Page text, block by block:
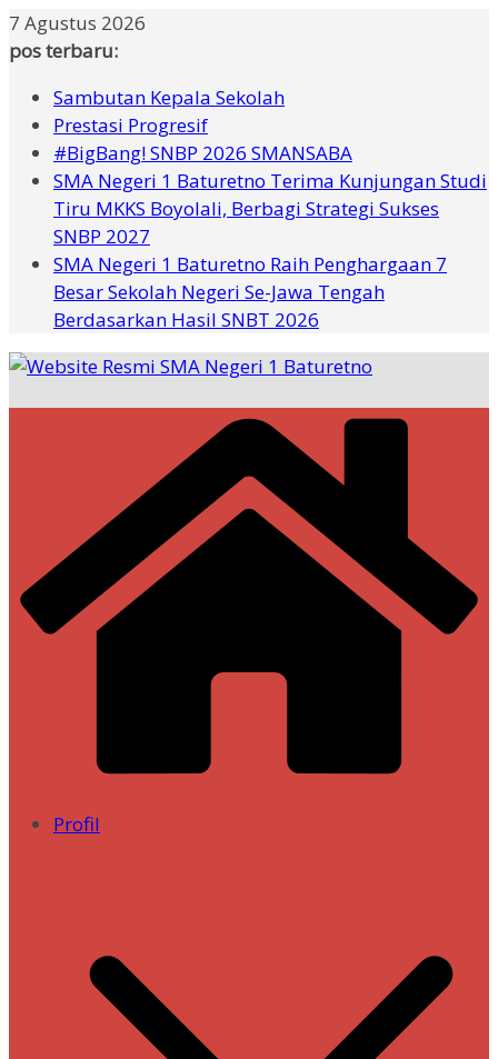
Skip
to
7 Agustus 2026
pos terbaru:
Sambutan Kepala Sekolah
Prestasi Progresif
#BigBang! SNBP 2026 SMANSABA
SMA Negeri 1 Baturetno Terima Kunjungan Studi
Tiru MKKS Boyolali, Berbagi Strategi Sukses
SNBP 2027
SMA Negeri 1 Baturetno Raih Penghargaan 7
Besar Sekolah Negeri Se-Jawa Tengah
Berdasarkan Hasil SNBT 2026
Profil